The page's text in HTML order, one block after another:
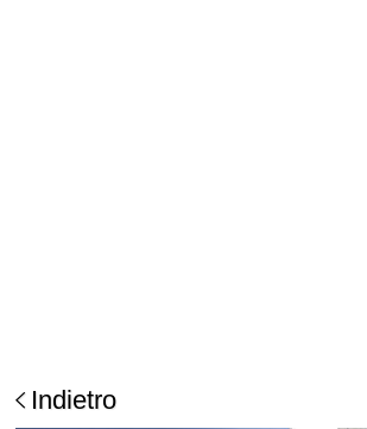
Indietro